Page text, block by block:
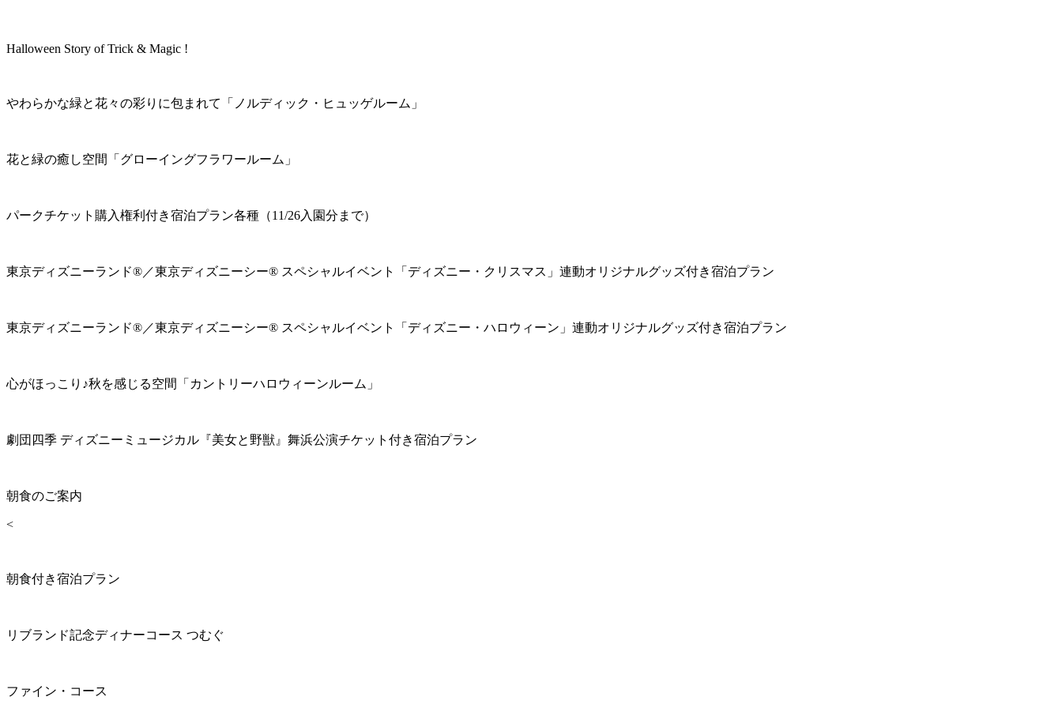
Halloween Story of Trick & Magic !
やわらかな緑と花々の彩りに包まれて「ノルディック・ヒュッゲルーム」
花と緑の癒し空間「グローイングフラワールーム」
パークチケット購入権利付き宿泊プラン各種（11/26入園分まで）
東京ディズニーランド®／東京ディズニーシー® スペシャルイベント「ディズニー・クリスマス」連動オリジナルグッズ付き宿泊プラン
東京ディズニーランド®／東京ディズニーシー® スペシャルイベント「ディズニー・ハロウィーン」連動オリジナルグッズ付き宿泊プラン
心がほっこり♪秋を感じる空間「カントリーハロウィーンルーム」
劇団四季 ディズニーミュージカル『美女と野獣』舞浜公演チケット付き宿泊プラン
朝食のご案内
<
朝食付き宿泊プラン
リブランド記念ディナーコース つむぐ
ファイン・コース